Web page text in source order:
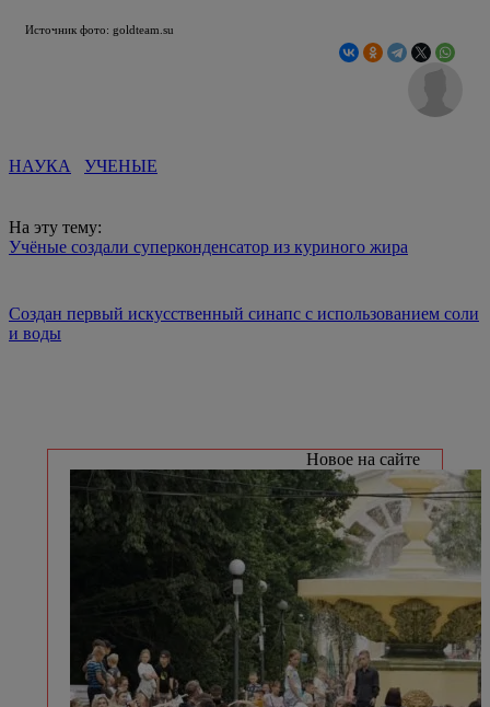
Источник фото: goldteam.su
НАУКА УЧЕНЫЕ
На эту тему:
Учёные создали суперконденсатор из куриного жира
Создан первый искусственный синапс с использованием соли
и воды
Новое на сайте